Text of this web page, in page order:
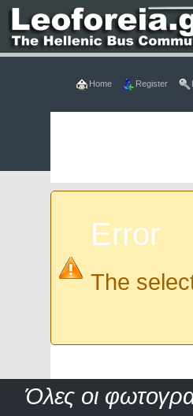
Home Register
Error
The
Όλες οι